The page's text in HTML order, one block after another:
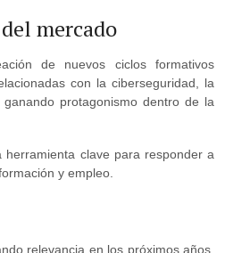
mercado
de nuevos ciclos formativos
con la ciberseguridad, la
protagonismo dentro de la
clave para responder a
y empleo.
relevancia en los próximos años.